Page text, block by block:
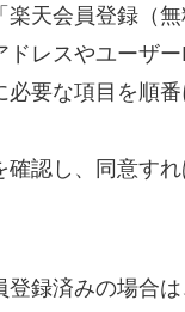
天会員登録（無
ドレスやユーザ
必要な項目を順
確認し、同意す
録済みの場合は